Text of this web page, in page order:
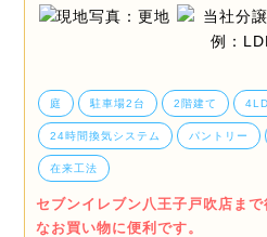
庭 駐車場2台 2階建て
24時間換気システム パントリー
在来工法
セブンイレブン八王子戸吹店ま
なお買い物に便利です。